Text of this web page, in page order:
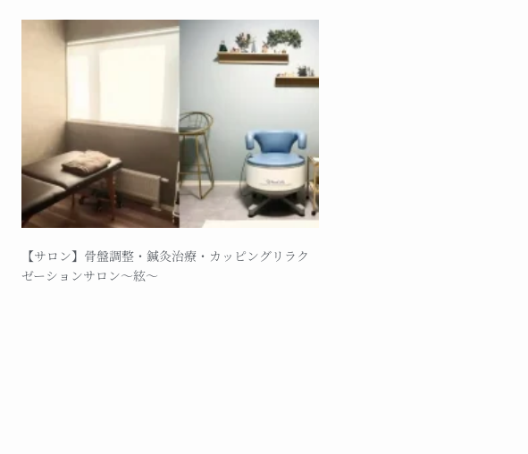
【サロン】骨盤調整・鍼灸治療・カッピングリラク
ゼーションサロン～絃～